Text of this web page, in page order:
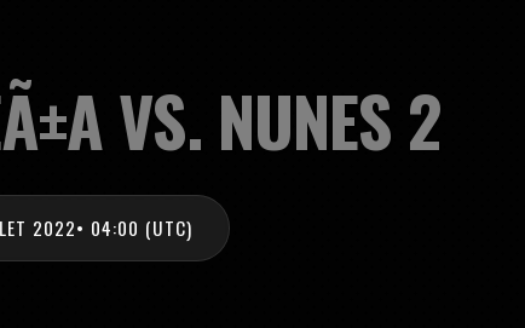
VS. NUNES 2
2022• 04:00 (UTC)